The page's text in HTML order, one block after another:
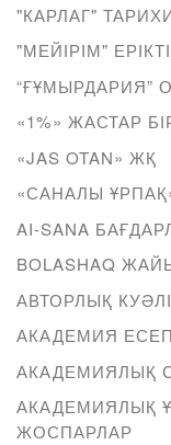
"КАРЛАГ"
"МЕЙІРІМ"
“ҒҰМЫРДАРИЯ”
«1%» ЖАСТАР
«JAS OTAN» ЖҚ
«САНАЛЫ
AI-SANA
BOLASHAQ
АВТОРЛЫҚ
АКАДЕМИЯ
АКАДЕМИЯЛЫҚ
АКАДЕМИЯЛЫҚ
ЖОСПАРЛАР